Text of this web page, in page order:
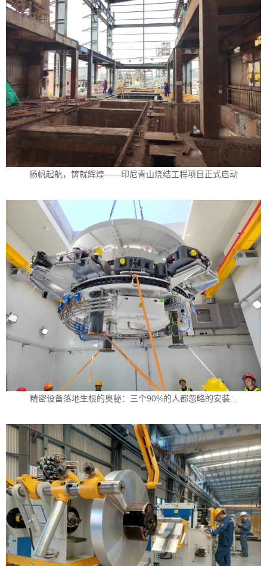
扬帆起航，铸就辉煌——印尼青山烧结工程项目正式启动
精密设备落地生根的奥秘：三个90%的人都忽略的安装...